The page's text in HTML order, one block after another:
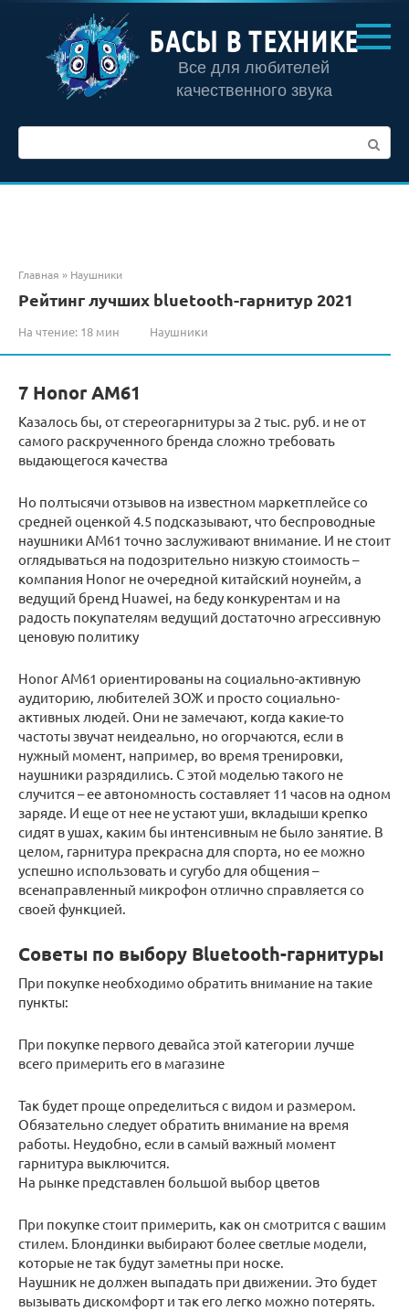
контенту
БАСЫ В ТЕХНИКЕ
Все для любителей
качественного звука
Главная » Наушники
Рейтинг лучших bluetooth-гарнитур 2021
На чтение: 18 мин Наушники
7 Honor AM61
Казалось бы, от стереогарнитуры за 2 тыс. руб. и не от
самого раскрученного бренда сложно требовать
выдающегося качества
Но полтысячи отзывов на известном маркетплейсе со
средней оценкой 4.5 подсказывают, что беспроводные
наушники AM61 точно заслуживают внимание. И не стоит
оглядываться на подозрительно низкую стоимость –
компания Honor не очередной китайский ноунейм, а
ведущий бренд Huawei, на беду конкурентам и на
радость покупателям ведущий достаточно агрессивную
ценовую политику
Honor AM61 ориентированы на социально-активную
аудиторию, любителей ЗОЖ и просто социально-
активных людей. Они не замечают, когда какие-то
частоты звучат неидеально, но огорчаются, если в
нужный момент, например, во время тренировки,
наушники разрядились. С этой моделью такого не
случится – ее автономность составляет 11 часов на одном
заряде. И еще от нее не устают уши, вкладыши крепко
сидят в ушах, каким бы интенсивным не было занятие. В
целом, гарнитура прекрасна для спорта, но ее можно
успешно использовать и сугубо для общения –
всенаправленный микрофон отлично справляется со
своей функцией.
Советы по выбору Bluetooth-гарнитуры
При покупке необходимо обратить внимание на такие
пункты:
При покупке первого девайса этой категории лучше
всего примерить его в магазине
Так будет проще определиться с видом и размером.
Обязательно следует обратить внимание на время
работы. Неудобно, если в самый важный момент
гарнитура выключится.
На рынке представлен большой выбор цветов
При покупке стоит примерить, как он смотрится с вашим
стилем. Блондинки выбирают более светлые модели,
которые не так будут заметны при носке.
Наушник не должен выпадать при движении. Это будет
вызывать дискомфорт и так его легко можно потерять.